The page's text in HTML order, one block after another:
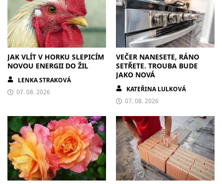
JAK VLÍT V HORKU SLEPICÍM
NOVOU ENERGII DO ŽIL
LENKA STRAKOVÁ
07. 08. 2026
VEČER NANESETE, RÁNO
SETŘETE. TROUBA BUDE
JAKO NOVÁ
KATEŘINA LULKOVÁ
07. 08. 2026